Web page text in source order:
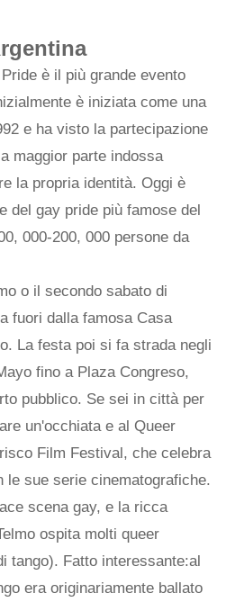
è il più grande evento
è iniziata come una
e ha visto la partecipazione
maggior parte indossa
la propria identità. Oggi è
del gay pride più famose del
000-200, 000 persone da
o il secondo sabato di
fuori dalla famosa Casa
La festa poi si fa strada negli
fino a Plaza Congreso,
pubblico. Se sei in città per
un'occhiata e al Queer
Film Festival, che celebra
le sue serie cinematografiche.
scena gay, e la ricca
ospita molti queer
tango). Fatto interessante:al
era originariamente ballato